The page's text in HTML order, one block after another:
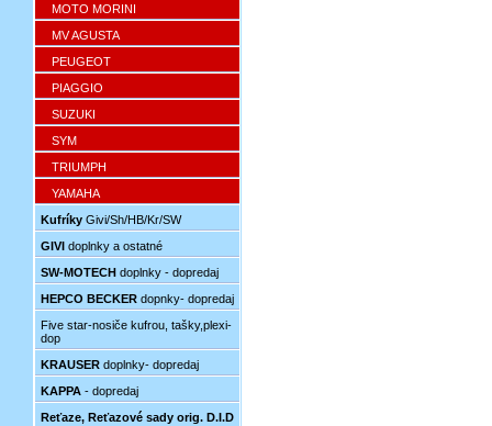
MOTO MORINI
MV AGUSTA
PEUGEOT
PIAGGIO
SUZUKI
SYM
TRIUMPH
YAMAHA
Kufríky Givi/Sh/HB/Kr/SW
GIVI doplnky a ostatné
SW-MOTECH doplnky - dopredaj
HEPCO BECKER dopnky- dopredaj
Five star-nosiče kufrou, tašky,plexi-
dop
KRAUSER doplnky- dopredaj
KAPPA - dopredaj
Reťaze, Reťazové sady orig. D.I.D